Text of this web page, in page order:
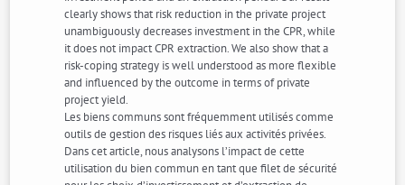
clearly shows that risk reduction in the private project
unambiguously decreases investment in the CPR, while
it does not impact CPR extraction. We also show that a
risk-coping strategy is well understood as more flexible
and influenced by the outcome in terms of private
project yield.
Les biens communs sont fréquemment utilisés comme
outils de gestion des risques liés aux activités privées.
Dans cet article, nous analysons l’impact de cette
utilisation du bien commun en tant que filet de sécurité